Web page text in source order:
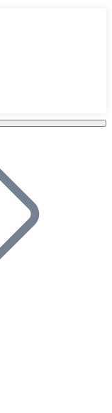
y permite que